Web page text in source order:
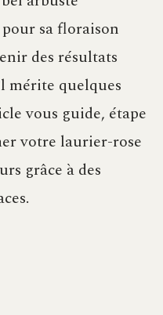
sa floraison
des résultats
mérite quelques
vous guide, étape
votre laurier-rose
grâce à des